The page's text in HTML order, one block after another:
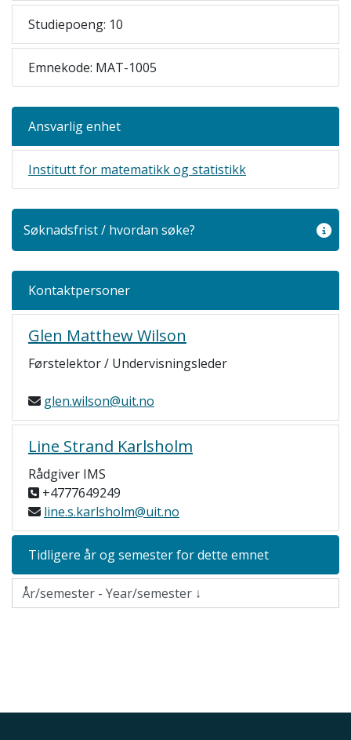
Studiepoeng: 10
Emnekode: MAT-1005
Ansvarlig enhet
Institutt for matematikk og statistikk
Søknadsfrist / hvordan søke?
Kontaktpersoner
Glen Matthew Wilson
Førstelektor / Undervisningsleder
glen.wilson@uit.no
Line Strand Karlsholm
Rådgiver IMS
+4777649249
line.s.karlsholm@uit.no
Tidligere år og semester for dette emnet